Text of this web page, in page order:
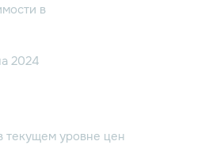
в
2024
уровне цен